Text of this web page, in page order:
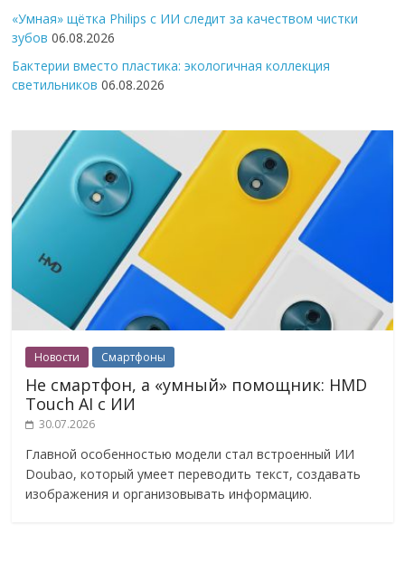
«Умная» щётка Philips с ИИ следит за качеством чистки
зубов 06.08.2026
Бактерии вместо пластика: экологичная коллекция
светильников 06.08.2026
Новости Смартфоны
Не смартфон, а «умный» помощник: HMD
Touch AI с ИИ
30.07.2026
Главной особенностью модели стал встроенный ИИ
Doubao, который умеет переводить текст, создавать
изображения и организовывать информацию.